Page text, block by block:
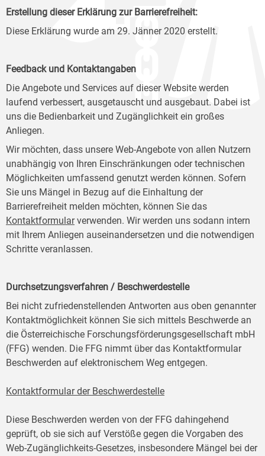
Erstellung dieser Erklärung zur Barrierefreiheit:
Diese Erklärung wurde am 29. Jänner 2020 erstellt.
Feedback und Kontaktangaben
Die Angebote und Services auf dieser Website werden
laufend verbessert, ausgetauscht und ausgebaut. Dabei ist
uns die Bedienbarkeit und Zugänglichkeit ein großes
Anliegen.
Wir möchten, dass unsere Web-Angebote von allen Nutzern
unabhängig von Ihren Einschränkungen oder technischen
Möglichkeiten umfassend genutzt werden können. Sofern
Sie uns Mängel in Bezug auf die Einhaltung der
Barrierefreiheit melden möchten, können Sie das
Kontaktformularverwenden. Wir werden uns sodann intern
mit Ihrem Anliegen auseinandersetzen und die notwendigen
Schritte veranlassen.
Durchsetzungsverfahren / Beschwerdestelle
Bei nicht zufriedenstellenden Antworten aus oben genannter
Kontaktmöglichkeit können Sie sich mittels Beschwerde an
die Österreichische Forschungsförderungsgesellschaft mbH
(FFG) wenden. Die FFG nimmt über das Kontaktformular
Beschwerden auf elektronischem Weg entgegen.
Kontaktformular der Beschwerdestelle
Diese Beschwerden werden von der FFG dahingehend
geprüft, ob sie sich auf Verstöße gegen die Vorgaben des
Web-Zugänglichkeits-Gesetzes, insbesondere Mängel bei der